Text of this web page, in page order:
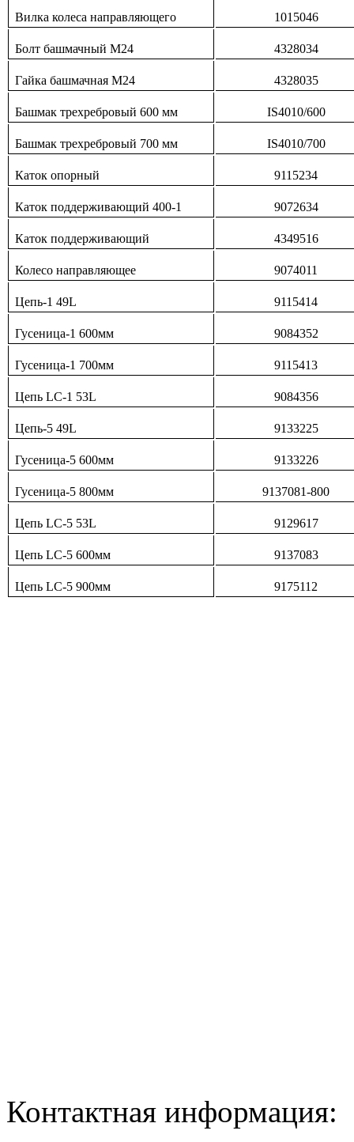
Вилка колеса направляющего 1015046
Болт башмачный М24 4328034
Гайка башмачная М24 4328035
Башмак трехребровый 600 мм IS4010/600
Башмак трехребровый 700 мм IS4010/700
Каток опорный 9115234
Каток поддерживающий 400-1 9072634
Каток поддерживающий 4349516
Колесо направляющее 9074011
Цепь-1 49L 9115414
Гусеница-1 600мм 9084352
Гусеница-1 700мм 9115413
Цепь LC-1 53L 9084356
Цепь-5 49L 9133225
Гусеница-5 600мм 9133226
Гусеница-5 800мм 9137081-800
Цепь LC-5 53L 9129617
Цепь LC-5 600мм 9137083
Цепь LC-5 900мм 9175112
Контактная информация: